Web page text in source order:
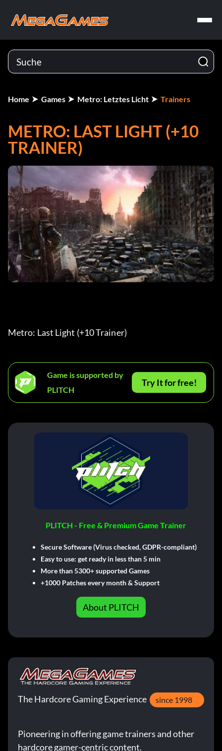
Home Games Metro: Letztes Licht Trainers
METRO: LAST LIGHT (+10
TRAINER)
Metro: Last Light (+10 Trainer)
Game is supported by
PLITCH
Try It for free!
PLITCH - Free & Premium Game Trainer
Secure Software (Virus checked, GDPR-compliant)
Easy to use: get ready in less than 5 min
More than 5300+ supported Games
+1000 Patches every month & Support
About PLITCH
The Hardcore Gaming Experience since 1998
Pioneering in offering game trainers and other
hardcore gamer-centric content.